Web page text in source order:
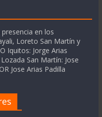
en los
Loreto San Martín y
Iquitos: Jorge Arias
San Martín: Jose
Jose Arias Padilla